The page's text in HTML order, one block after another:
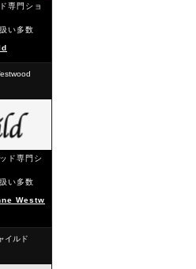
専門ショ
い多数
ド専門シ
い多数
Westw
イルド